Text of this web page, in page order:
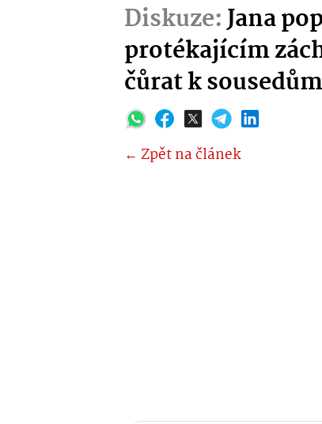
Diskuze:Jana
protékajícím
čůrat k
← Zpět na článek